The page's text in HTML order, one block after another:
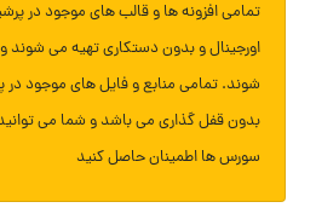
تمامی افزونه ها و قالب های موجود در
اورجینال و بدون دستکاری تهیه می شوند
شوند. تمامی منابع و فایل های موجود در
بدون قفل گذاری می باشد و شما می
سورس ها اطمینان حاصل کنید